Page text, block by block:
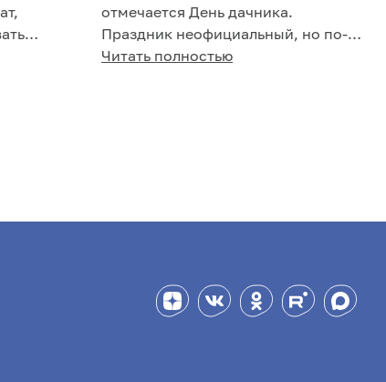
отмечается День дачника.
Праздник неофициальный, но по-
настоящему народный: для
Читать полностью